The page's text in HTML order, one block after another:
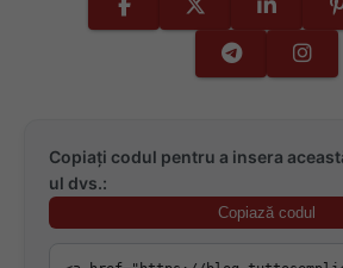
Copiați codul pentru a insera
ul dvs.:
Copiază codul